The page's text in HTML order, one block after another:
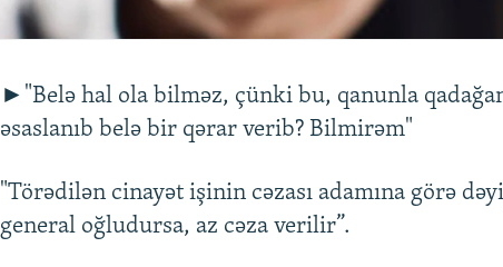
►"Belə hal ola bilməz, çünki bu, qanunla
əsaslanıb belə bir qərar verib? Bilmirəm"
"Törədilən cinayət işinin cəzası adamına görə
general oğludursa, az cəza verilir”.